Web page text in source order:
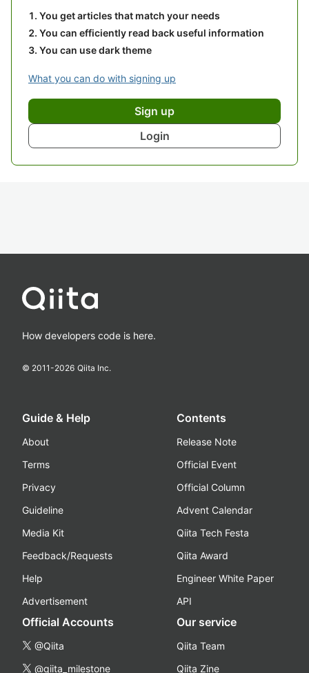
You get articles that match your needs
You can efficiently read back useful information
You can use dark theme
What you can do with signing up
Sign up
Login
How developers code is here.
© 2011-2026 Qiita Inc.
Guide & Help
About
Terms
Privacy
Guideline
Media Kit
Feedback/Requests
Help
Advertisement
Contents
Release Note
Official Event
Official Column
Advent Calendar
Qiita Tech Festa
Qiita Award
Engineer White Paper
API
Official Accounts
@Qiita
@qiita_milestone
Our service
Qiita Team
Qiita Zine